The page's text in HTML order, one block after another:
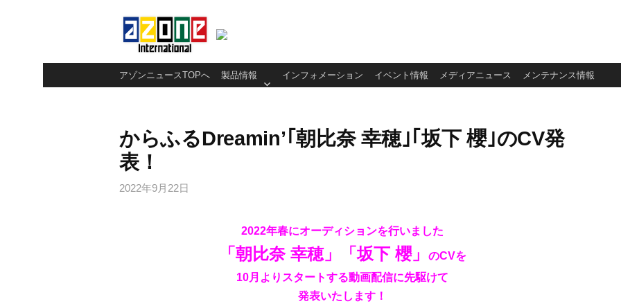
ン
アゾンニュースTOPへ 製品情報 インフォメーション イベント情報 メディアニュース メンテナンス情報
からふるDreamin’｢朝比奈 幸穂｣｢坂下 櫻｣のCV発
表！
2022年9月22日
2022年春にオーディションを行いました
「朝比奈 幸穂」「坂下 櫻」 のCVを
10月よりスタートする動画配信に先駆けて
発表いたします！